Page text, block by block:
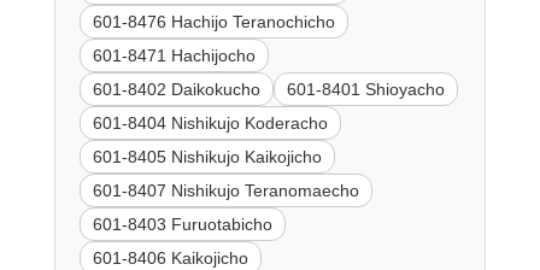
601-8476 Hachijo Teranochicho
601-8471 Hachijocho
601-8402 Daikokucho
601-8401 Shioyacho
601-8404 Nishikujo Koderacho
601-8405 Nishikujo Kaikojicho
601-8407 Nishikujo Teranomaecho
601-8403 Furuotabicho
601-8406 Kaikojicho